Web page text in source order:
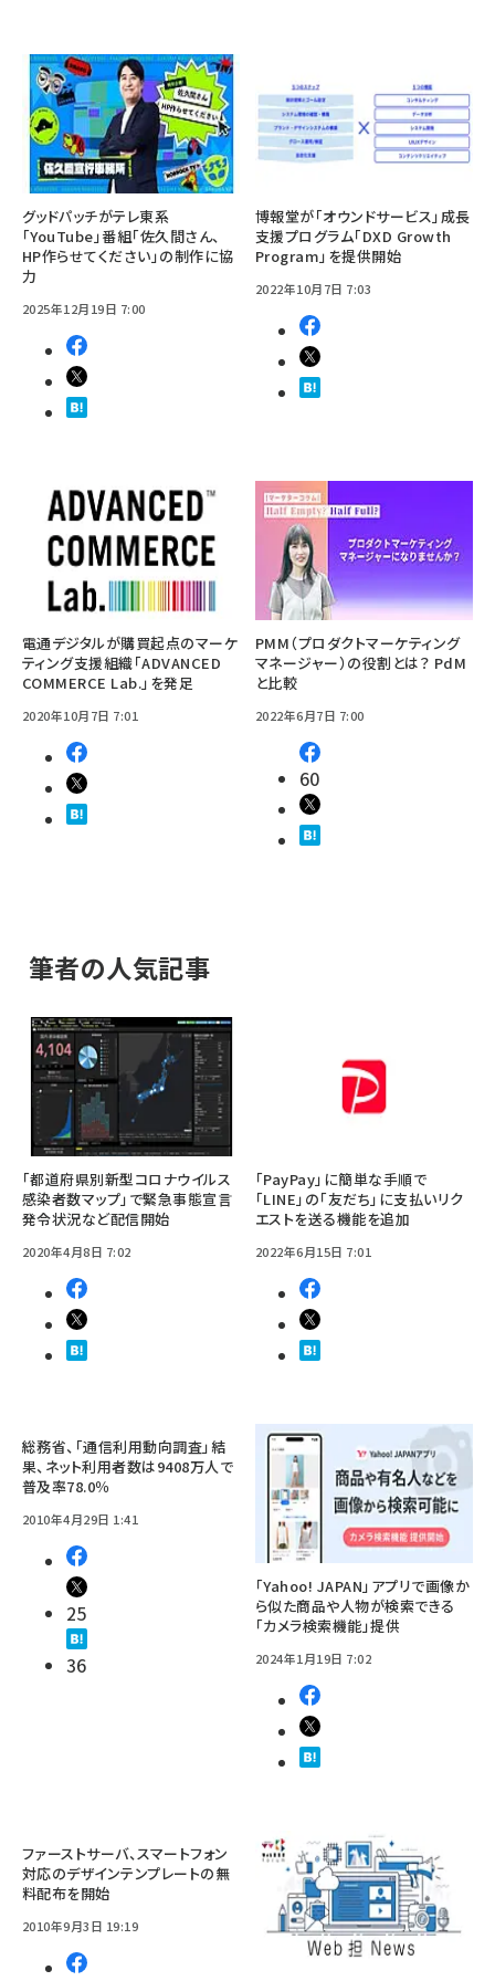
グッドパッチがテレ東系
「YouTube」番組「佐久間さん、
HP作らせてください」の制作に協
力
2025年12月19日 7:00
博報堂が「オウンドサービス」成長
支援プログラム「DXD Growth
Program」を提供開始
2022年10月7日 7:03
電通デジタルが購買起点のマーケ
ティング支援組織「ADVANCED
COMMERCE Lab.」を発足
2020年10月7日 7:01
PMM（プロダクトマーケティング
マネージャー）の役割とは？ PdM
と比較
2022年6月7日 7:00
60
筆者の人気記事
「都道府県別新型コロナウイルス
感染者数マップ」で緊急事態宣言
発令状況など配信開始
2020年4月8日 7:02
「PayPay」に簡単な手順で
「LINE」の「友だち」に支払いリク
エストを送る機能を追加
2022年6月15日 7:01
総務省、「通信利用動向調査」結
果、ネット利用者数は9408万人で
普及率78.0％
2010年4月29日 1:41
25
36
「Yahoo! JAPAN」アプリで画像か
ら似た商品や人物が検索できる
「カメラ検索機能」提供
2024年1月19日 7:02
ファーストサーバ、スマートフォン
対応のデザインテンプレートの無
料配布を開始
2010年9月3日 19:19